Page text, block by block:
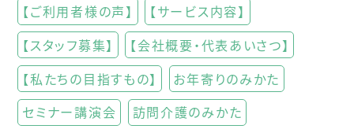
【ご利用者様の声】
【サービス内容】
【スタッフ募集】
【会社概要・代表あいさつ】
【私たちの目指すもの】
お年寄りのみかた
セミナー講演会
訪問介護のみかた